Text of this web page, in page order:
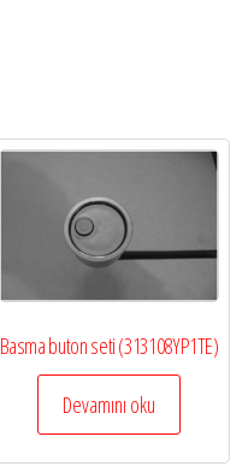
Basma buton seti (313108YP1TE)
Devamını oku